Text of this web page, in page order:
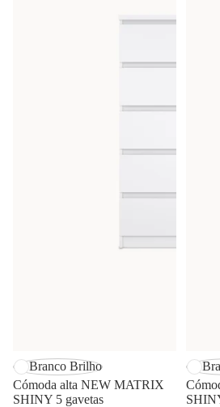
-28%
Branco Brilho
Cómoda alta NEW MATRIX
SHINY 5 gavetas